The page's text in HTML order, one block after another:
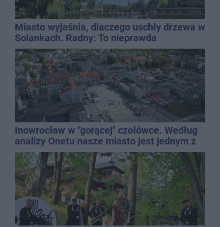
Miasto wyjaśnia, dlaczego uschły drzewa w
Solankach. Radny: To nieprawda
Inowrocław w "gorącej" czołówce. Według
analizy Onetu nasze miasto jest jednym z
najbardziej narażonych na upały